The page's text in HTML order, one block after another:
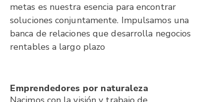
metas es nuestra esencia para encontrar
soluciones conjuntamente. Impulsamos una
banca de relaciones que desarrolla negocios
rentables a largo plazo
Emprendedores por naturaleza